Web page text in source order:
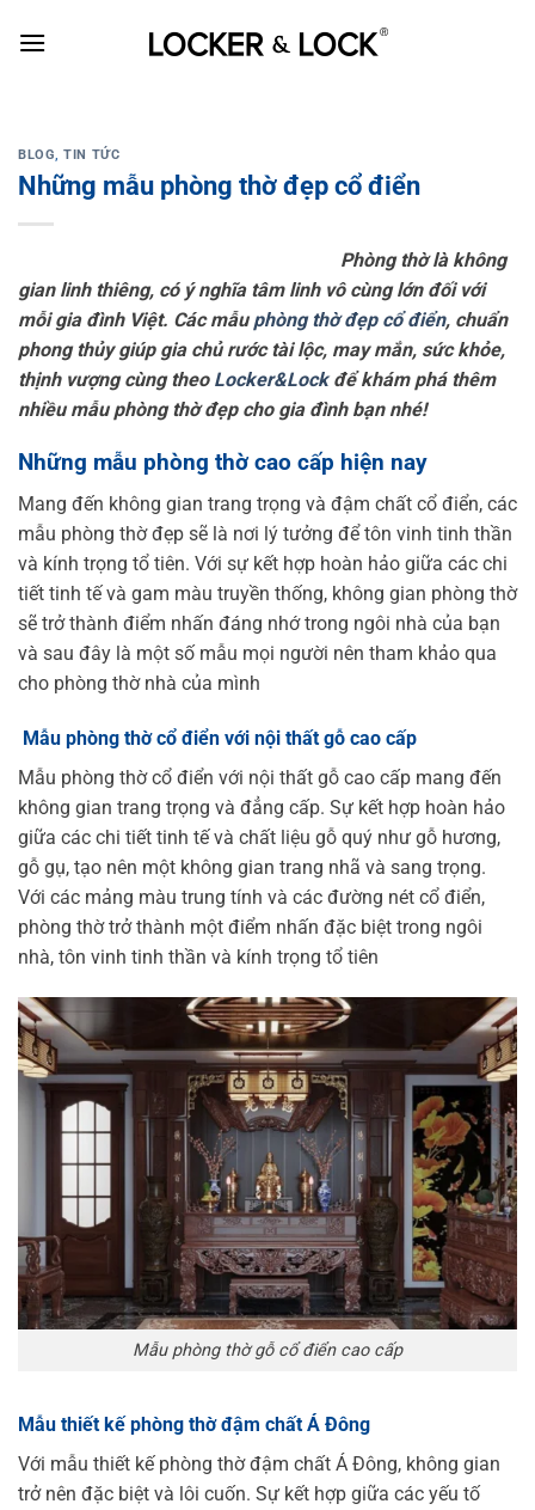
BLOG,TIN TỨC
Những mẫu phòng thờ đẹp cổ điển
Phòng thờ là không
gian linh thiêng, có ý nghĩa tâm linh vô cùng lớn đối với
mỗi gia đình Việt. Các mẫu phòng thờ đẹp cổ điển, chuẩn
phong thủy giúp gia chủ rước tài lộc, may mắn, sức khỏe,
thịnh vượng cùng theo Locker&Lockđể khám phá thêm
nhiều mẫu phòng thờ đẹp cho gia đình bạn nhé!
Những mẫu phòng thờ cao cấp hiện nay
Mang đến không gian trang trọng và đậm chất cổ điển, các
mẫu phòng thờ đẹp sẽ là nơi lý tưởng để tôn vinh tinh thần
và kính trọng tổ tiên. Với sự kết hợp hoàn hảo giữa các chi
tiết tinh tế và gam màu truyền thống, không gian phòng thờ
sẽ trở thành điểm nhấn đáng nhớ trong ngôi nhà của bạn
và sau đây là một số mẫu mọi người nên tham khảo qua
cho phòng thờ nhà của mình
Mẫu phòng thờ cổ điển với nội thất gỗ cao cấp
Mẫu phòng thờ cổ điển với nội thất gỗ cao cấp mang đến
không gian trang trọng và đẳng cấp. Sự kết hợp hoàn hảo
giữa các chi tiết tinh tế và chất liệu gỗ quý như gỗ hương,
gỗ gụ, tạo nên một không gian trang nhã và sang trọng.
Với các mảng màu trung tính và các đường nét cổ điển,
phòng thờ trở thành một điểm nhấn đặc biệt trong ngôi
nhà, tôn vinh tinh thần và kính trọng tổ tiên
Mẫu phòng thờ gỗ cổ điển cao cấp
Mẫu thiết kế phòng thờ đậm chất Á Đông
Với mẫu thiết kế phòng thờ đậm chất Á Đông, không gian
trở nên đặc biệt và lôi cuốn. Sự kết hợp giữa các yếu tố